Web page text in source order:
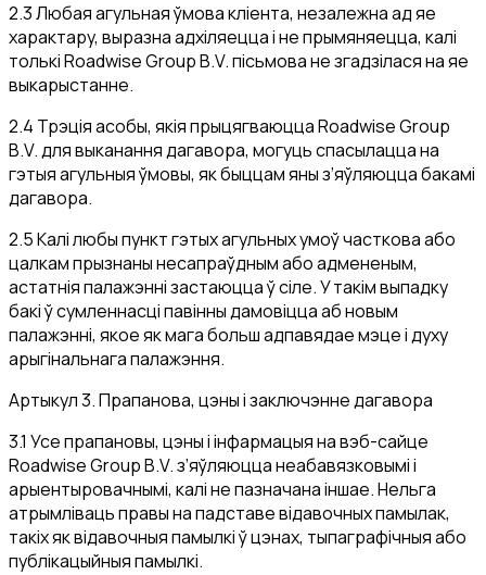
2.3 Любая агульная ўмова кліента, незалежна ад яе
характару, выразна адхіляецца і не прымяняецца, калі
толькі Roadwise Group B.V. пісьмова не згадзілася на яе
выкарыстанне.
2.4 Трэція асобы, якія прыцягваюцца Roadwise Group
B.V. для выканання дагавора, могуць спасылацца на
гэтыя агульныя ўмовы, як быццам яны з’яўляюцца бакамі
дагавора.
2.5 Калі любы пункт гэтых агульных умоў часткова або
цалкам прызнаны несапраўдным або адмененым,
астатнія палажэнні застаюцца ў сіле. У такім выпадку
бакі ў сумленнасці павінны дамовіцца аб новым
палажэнні, якое як мага больш адпавядае мэце і духу
арыгінальнага палажэння.
Артыкул 3. Прапанова, цэны і заключэнне дагавора
3.1 Усе прапановы, цэны і інфармацыя на вэб-сайце
Roadwise Group B.V. з’яўляюцца неабавязковымі і
арыентыровачнымі, калі не пазначана іншае. Нельга
атрымліваць правы на падставе відавочных памылак,
такіх як відавочныя памылкі ў цэнах, тыпаграфічныя або
публікацыйныя памылкі.